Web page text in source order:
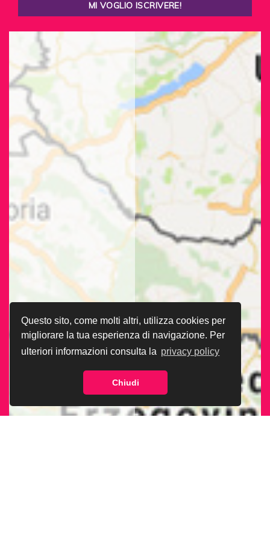
Questo sito, come molti altri, utilizza cookies per
migliorare la tua esperienza di navigazione. Per
ulteriori informazioni consulta la privacy policy
Chiudi